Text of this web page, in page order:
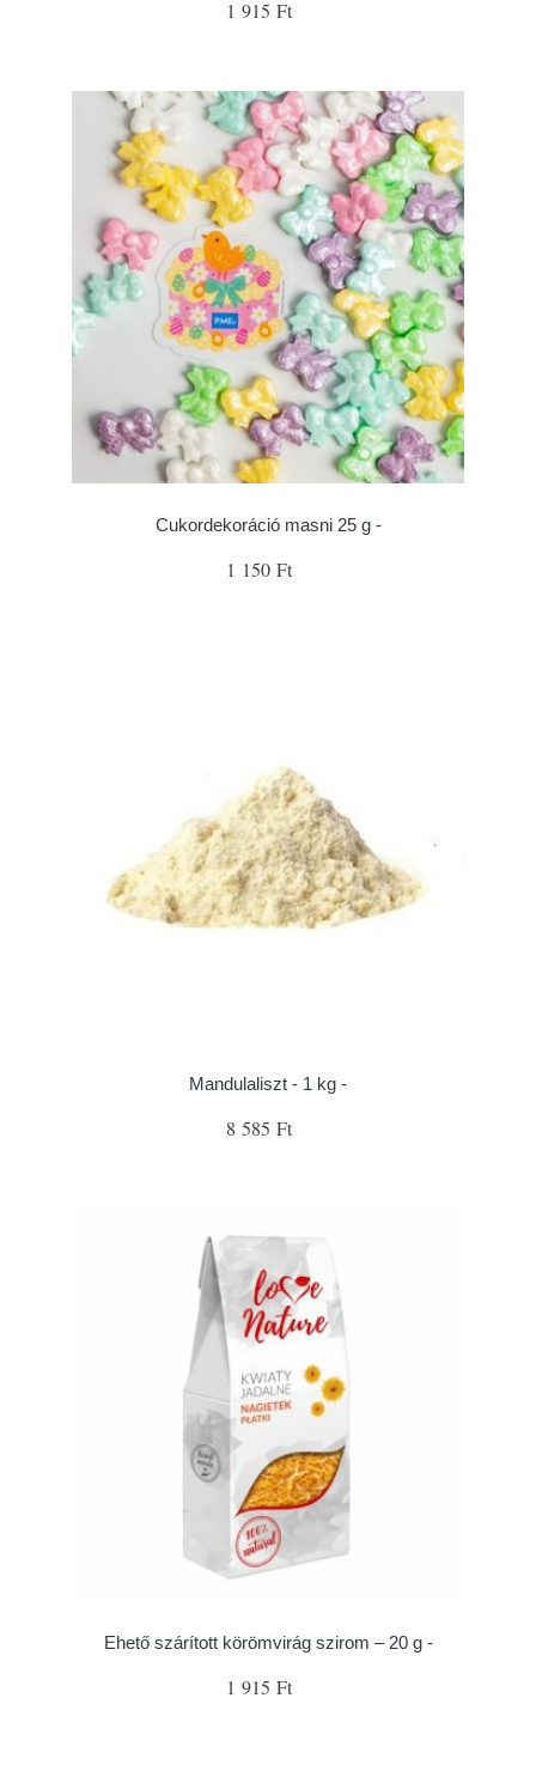
1 915 Ft
Cukordekoráció masni 25 g -
1 150 Ft
Mandulaliszt - 1 kg -
8 585 Ft
Ehető szárított körömvirág szirom – 20 g -
1 915 Ft